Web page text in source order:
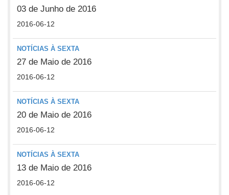
03 de Junho de 2016
2016-06-12
NOTÍCIAS À SEXTA
27 de Maio de 2016
2016-06-12
NOTÍCIAS À SEXTA
20 de Maio de 2016
2016-06-12
NOTÍCIAS À SEXTA
13 de Maio de 2016
2016-06-12